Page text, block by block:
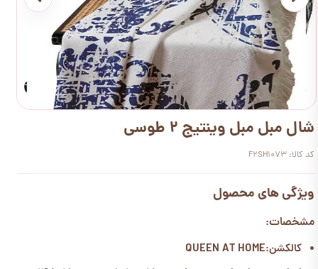
شال مبل مبل وینتیج 2 طوسی
کد کالا: F2SH1073
ویژگی های محصول
مشخصات:
کالکشن:QUEEN AT HOME